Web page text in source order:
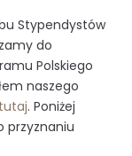
Stypendystów
do
Polskiego
naszego
tutaj. Poniżej
przyznaniu